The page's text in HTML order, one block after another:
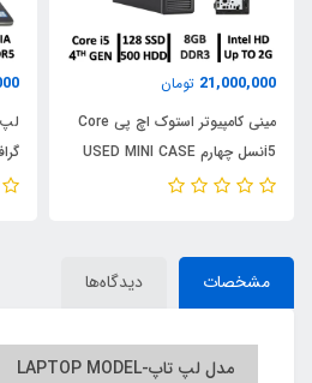
21,000,000 تومان
مینی کامپیوتر استوک اچ پی Core
i5نسل چهارم USED MINI CASE
HP ELITE DESK G1 USDT/Core
مشخصات دیدگاه‌ها
مدل لپ تاپ-LAPTOP MODEL